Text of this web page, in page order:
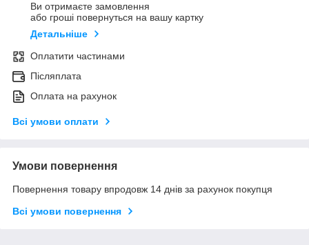
Ви отримаєте замовлення
або гроші повернуться на вашу картку
Детальніше
Оплатити частинами
Післяплата
Оплата на рахунок
Всі умови оплати
Умови повернення
Повернення товару впродовж 14 днів за рахунок покупця
Всі умови повернення